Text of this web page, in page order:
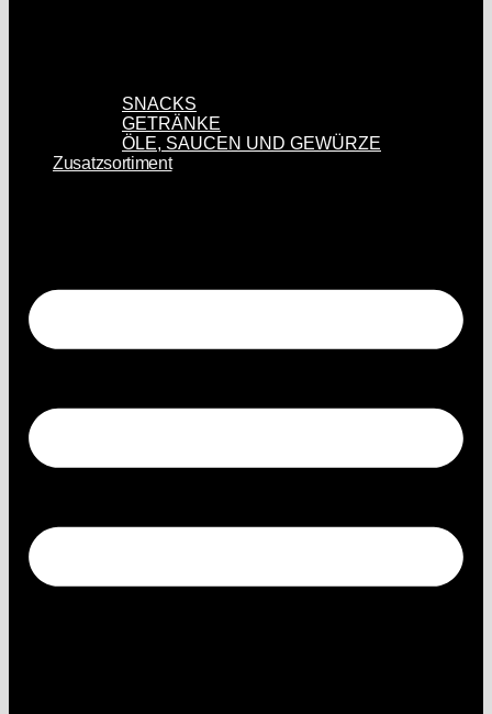
SNACKS
GETRÄNKE
ÖLE, SAUCEN UND GEWÜRZE
Zusatzsortiment